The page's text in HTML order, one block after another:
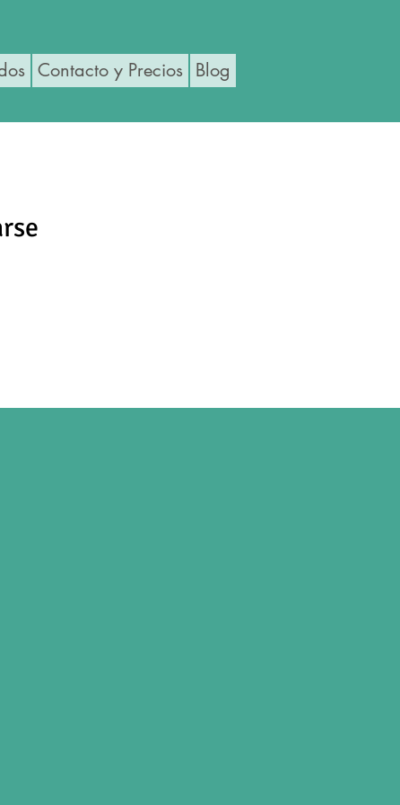
Contacto y Precios Blog